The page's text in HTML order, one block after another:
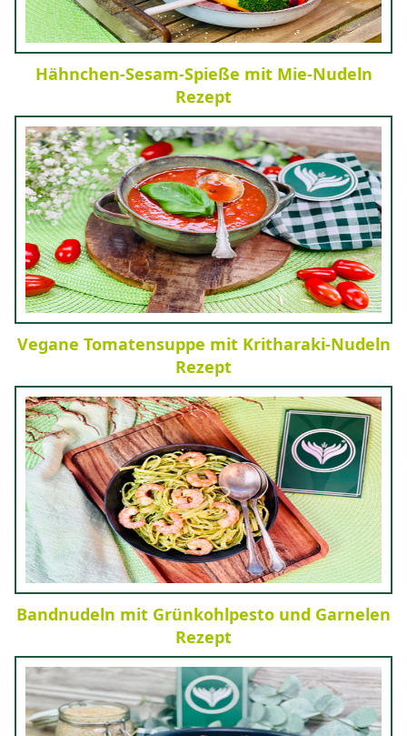
Hähnchen-Sesam-Spieße mit Mie-Nudeln
Rezept
Vegane Tomatensuppe mit Kritharaki-Nudeln
Rezept
Bandnudeln mit Grünkohlpesto und Garnelen
Rezept